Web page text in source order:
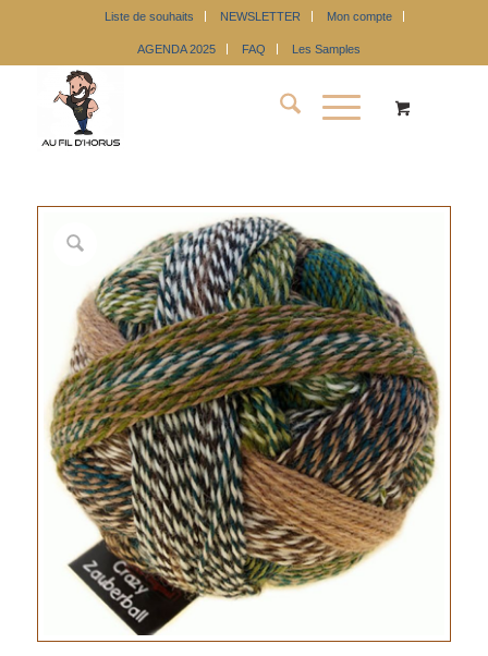
Liste de souhaits NEWSLETTER Mon compte
AGENDA 2025 FAQ Les Samples